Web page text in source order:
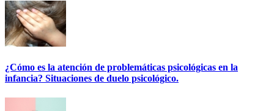
¿Cómo es la atención de problemáticas psicológicas en la
infancia? Situaciones de duelo psicológico.